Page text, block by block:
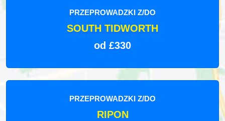
PRZEPROWADZKI Z/DO
SOUTH TIDWORTH
od £330
PRZEPROWADZKI Z/DO
RIPON